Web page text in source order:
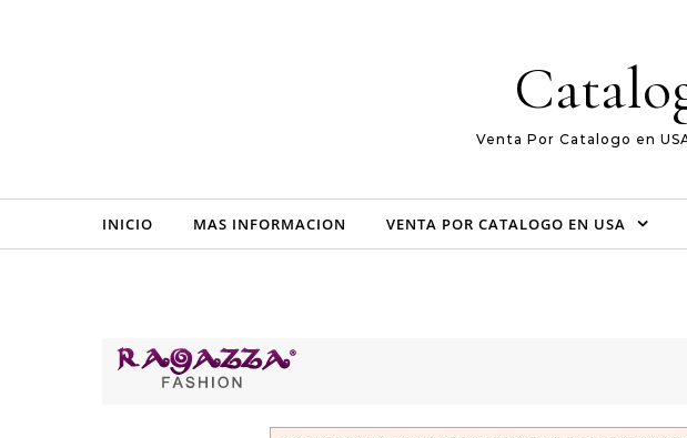
Venta Por Catalogo en
INICIO MAS INFORMACION VENTA POR CATALOGO EN USA